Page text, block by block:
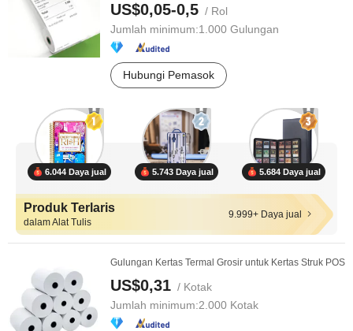
US$0,05-0,5 / Rol
Jumlah minimum:1.000 Gulungan
Hubungi Pemasok
6.044 Daya jual 5.743 Daya jual 5.684 Daya jual
Produk Terlaris
dalam Alat Tulis
9.999+ Daya jual
Gulungan Kertas Termal Grosir untuk Kertas Struk POS
US$0,31 / Kotak
Jumlah minimum:2.000 Kotak